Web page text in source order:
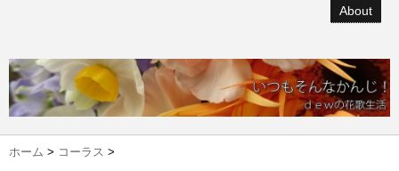
About
ホーム > コーラス >